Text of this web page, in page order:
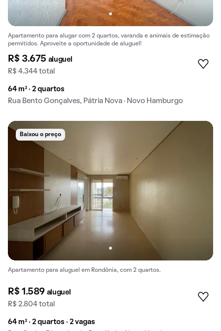
Apartamento para alugar com 2 quartos, varanda e animais de estimação
permitidos. Aproveite a oportunidade de aluguel!
R$ 3.675 aluguel
R$ 4.344 total
64 m² · 2 quartos
Rua Bento Gonçalves, Pátria Nova · Novo Hamburgo
Baixou o preço
Apartamento para aluguel em Rondônia, com 2 quartos.
R$ 1.589 aluguel
R$ 2.804 total
64 m² · 2 quartos · 2 vagas